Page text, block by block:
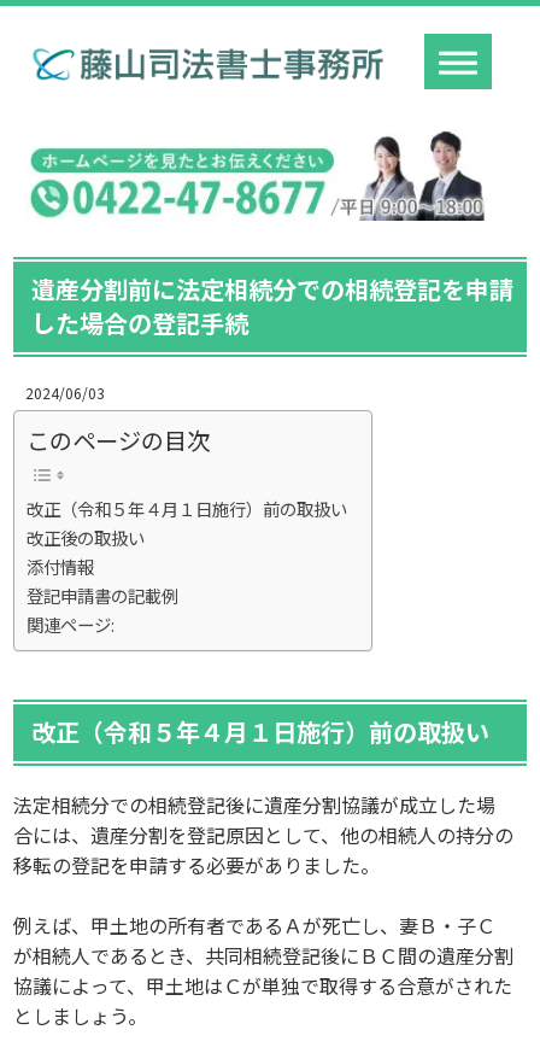
遺産分割前に法定相続分での相続登記を申請
した場合の登記手続
2024/06/03
このページの目次
改正（令和５年４月１日施行）前の取扱い
改正後の取扱い
添付情報
登記申請書の記載例
関連ページ:
改正（令和５年４月１日施行）前の取扱い
法定相続分での相続登記後に遺産分割協議が成立した場
合には、遺産分割を登記原因として、他の相続人の持分の
移転の登記を申請する必要がありました。
例えば、甲土地の所有者であるＡが死亡し、妻Ｂ・子Ｃ
が相続人であるとき、共同相続登記後にＢＣ間の遺産分割
協議によって、甲土地はＣが単独で取得する合意がされた
としましょう。